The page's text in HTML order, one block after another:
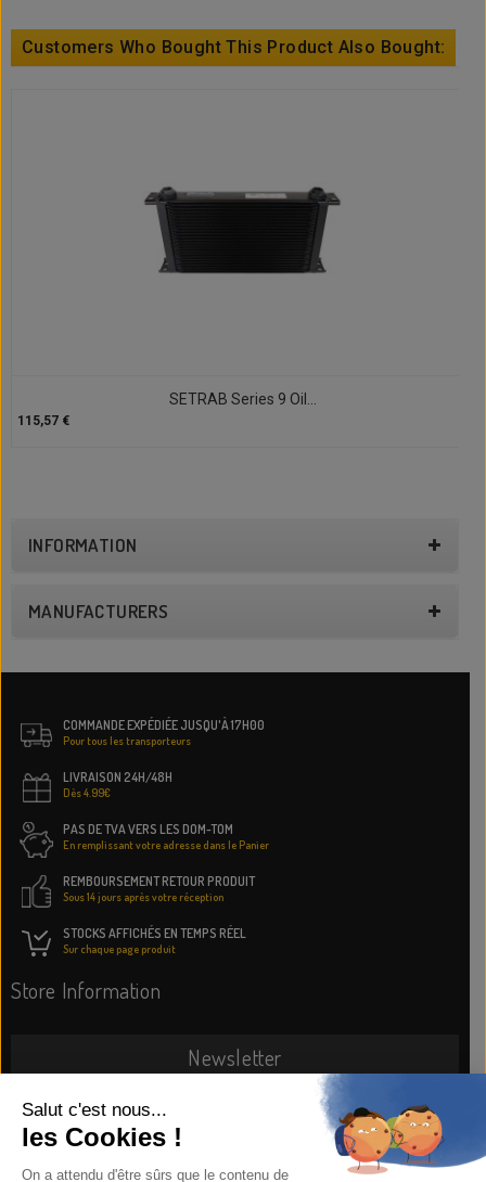
Customers Who Bought This Product Also Bought:
SETRAB Series 9 Oil...
115,57 €
INFORMATION
MANUFACTURERS
COMMANDE EXPÉDIÉE JUSQU'À 17H00
Pour tous les transporteurs
LIVRAISON 24H/48H
Dès 4.99€
PAS DE TVA VERS LES DOM-TOM
En remplissant votre adresse dans le Panier
REMBOURSEMENT RETOUR PRODUIT
Sous 14 jours après votre réception
STOCKS AFFICHÉS EN TEMPS RÉEL
Sur chaque page produit
Store Information
Newsletter